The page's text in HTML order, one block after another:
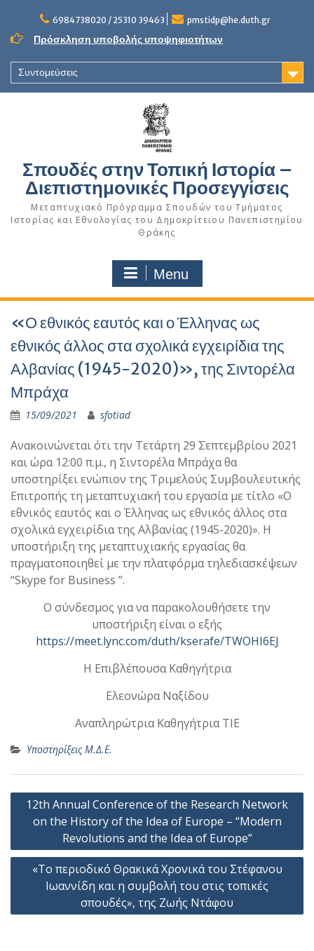
content
6984738020 / 25310 39463 pmstidp@he.duth.gr
Πρόσκληση υποβολής υποψηφιοτήτων
Συντομεύσεις
Σπουδές στην Τοπική Ιστορία –
Διεπιστημονικές Προσεγγίσεις
Μεταπτυχιακό Πρόγραμμα Σπουδών του Τμήματος
Ιστορίας και Εθνολογίας του Δημοκρίτειου Πανεπιστημίου
Θράκης
Menu
«Ο εθνικός εαυτός και ο Έλληνας ως
εθνικός άλλος στα σχολικά εγχειρίδια της
Αλβανίας (1945-2020)», της Σιντορέλα
Μπράχα
15/09/2021 sfotiad
Ανακοινώνεται ότι την Τετάρτη 29 Σεπτεμβρίου 2021
και ώρα 12:00 π.μ., η Σιντορέλα Μπράχα θα
υποστηρίξει ενώπιον της Τριμελούς Συμβουλευτικής
Επιτροπής τη μεταπτυχιακή του εργασία με τίτλο «Ο
εθνικός εαυτός και ο Έλληνας ως εθνικός άλλος στα
σχολικά εγχειρίδια της Αλβανίας (1945-2020)». Η
υποστήριξη της μεταπτυχιακής εργασίας θα
πραγματοποιηθεί με την πλατφόρμα τηλεδιασκέψεων
“Skype for Business ”.
Ο σύνδεσμος για να παρακολουθήσετε την
υποστήριξη είναι ο εξής
https://meet.lync.com/duth/kserafe/TWOHI6EJ
Η Επιβλέπουσα Καθηγήτρια
Ελεονώρα Ναξίδου
Αναπληρώτρια Καθηγήτρια ΤΙΕ
Υποστηρίξεις Μ.Δ.Ε.
Πλοήγηση
άρθρων
12th Annual Conference of the Research Network
on the History of the Idea of Europe – “Modern
Revolutions and the Idea of Europe”
«Το περιοδικό Θρακικά Χρονικά του Στέφανου
Ιωαννίδη και η συμβολή του στις τοπικές
σπουδές», της Ζωής Ντάφου